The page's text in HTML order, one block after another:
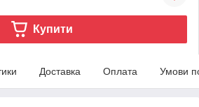
Купити
Доставка Оплата Умови